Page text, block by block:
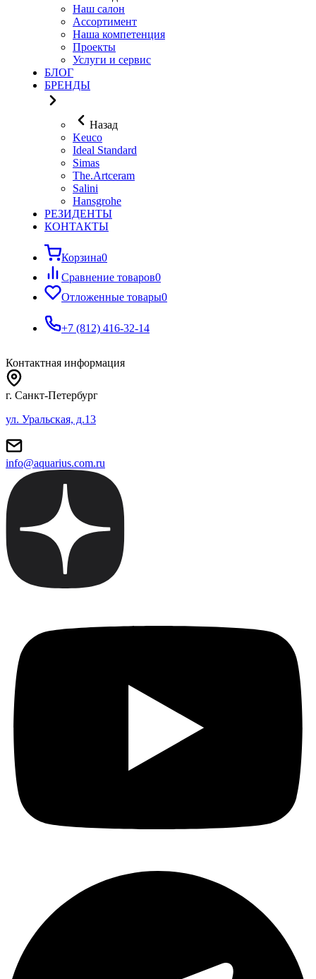
Наш салон
Ассортимент
Наша компетенция
Проекты
Услуги и сервис
БЛОГ
БРЕНДЫ
Назад
Keuco
Ideal Standard
Simas
The.Artceram
Salini
Hansgrohe
РЕЗИДЕНТЫ
КОНТАКТЫ
Корзина0
Сравнение товаров0
Отложенные товары0
+7 (812) 416-32-14
Контактная информация
г. Санкт-Петербург
ул. Уральская, д.13
info@aquarius.com.ru